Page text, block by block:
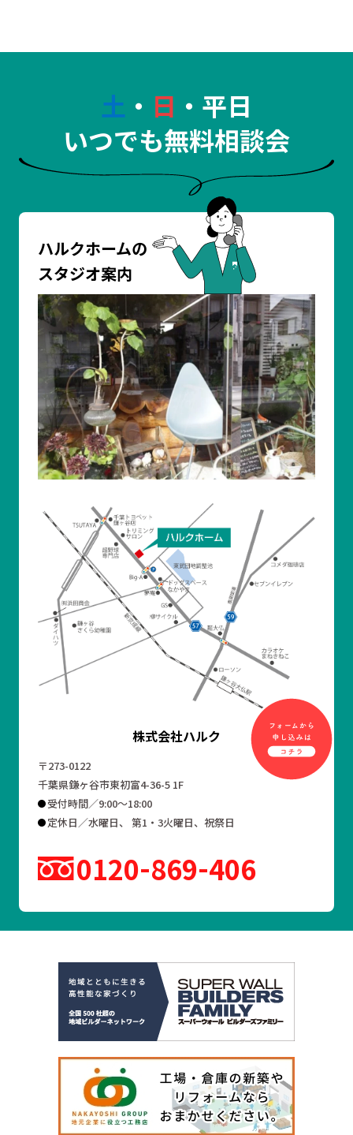
土 ・ 日 ・平日
いつでも無料相談会
ハルクホームの
スタジオ案内
株式会社ハルク
〒273-0122
千葉県鎌ヶ谷市東初富4-36-5 1F
受付時間／9:00～18:00
定休日／水曜日、 第1・3火曜日、祝祭日
0120 869 406